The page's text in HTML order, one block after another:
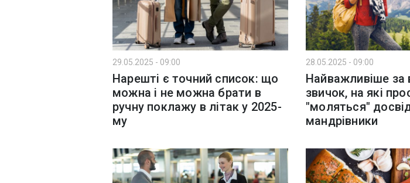
29.05.2025 - 09:00
Нарешті є точний список: що
можна і не можна брати в
ручну поклажу в літак у 2025-
му
28.05.2025 - 09:00
Найважливіше за
звичок, на які
"моляться"
мандрівники